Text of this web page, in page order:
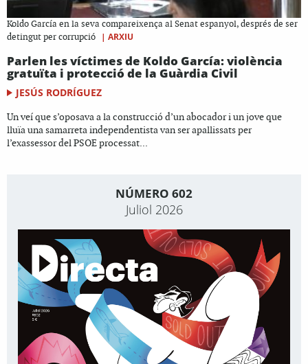
Koldo García en la seva compareixença al Senat espanyol, després de ser
detingut per corrupció
| ARXIU
Parlen les víctimes de Koldo García: violència
gratuïta i protecció de la Guàrdia Civil
JESÚS RODRÍGUEZ
Un veí que s’oposava a la construcció d’un abocador i un jove que
lluïa una samarreta independentista van ser apallissats per
l’exassessor del PSOE processat...
NÚMERO 602
Juliol 2026